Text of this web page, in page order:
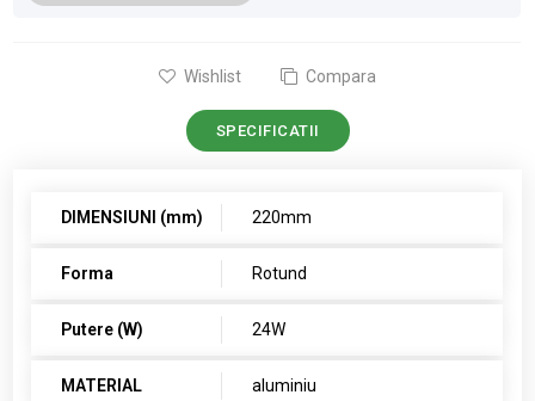
Wishlist Compara
SPECIFICATII
DIMENSIUNI (mm) 220mm
Forma Rotund
Putere (W) 24W
MATERIAL aluminiu